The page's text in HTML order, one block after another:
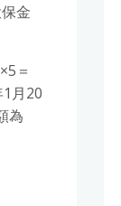
金
＝
月20
為